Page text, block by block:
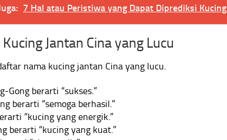
7 Hal atau Peristiwa yang Dapat Diprediksi Kucing
Jantan Cina yang Lucu
nama kucing jantan Cina yang lucu.
Gong berarti “sukses.”
berarti “semoga berhasil.”
“kucing yang energik.”
berarti “kucing yang kuat.”